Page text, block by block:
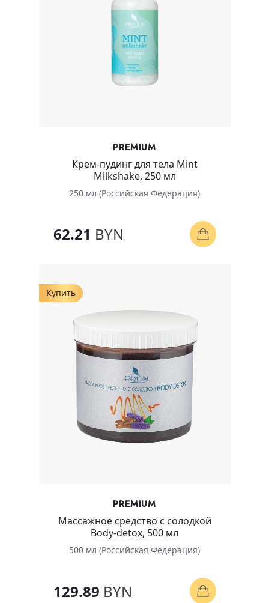
PREMIUM
Крем-пудинг для тела Mint
Milkshake, 250 мл
250 мл (Российская Федерация)
62.21 BYN
Купить
PREMIUM
Массажное средство с солодкой
Body-detox, 500 мл
500 мл (Российская Федерация)
129.89 BYN